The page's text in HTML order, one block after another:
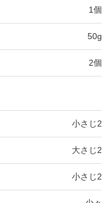
1個
50g
2個
小さじ2
大さじ2
小さじ2